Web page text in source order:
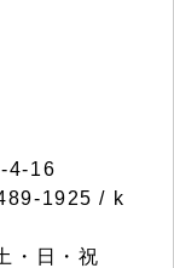
4-16
1925 / k
・日・祝